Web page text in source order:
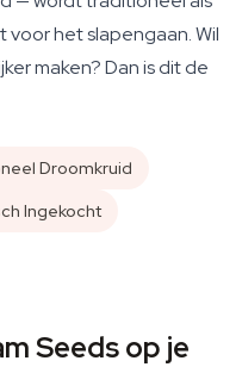
het slapengaan. Wil
maken? Dan is dit de
Droomkruid
Ingekocht
Seeds op je